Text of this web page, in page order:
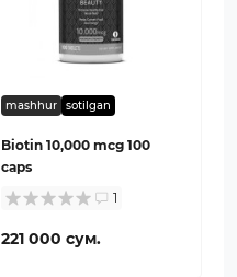
mashhur sotilgan
Biotin 10,000 mcg 100
caps
1
221 000 сум.